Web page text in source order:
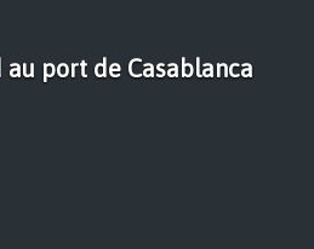
port de Casablanca